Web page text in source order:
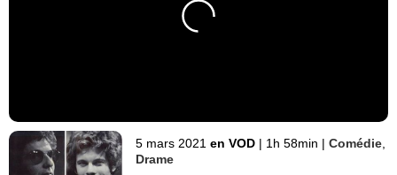
5 mars 2021 en VOD | 1h 58min | Comédie
Drame